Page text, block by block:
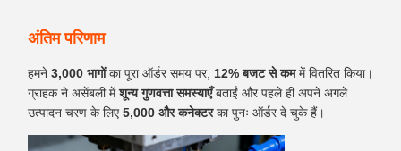
अंतिम परिणाम
हमने 3,000 भागोंका पूरा ऑर्डर समय पर, 12% बजट से कममें वितरित किया।
ग्राहक ने असेंबली मेंशून्य गुणवत्ता समस्याएँबताईं और पहले ही अपने अगले
उत्पादन चरण के लिए 5,000 और कनेक्टरका पुनः ऑर्डर दे चुके हैं।